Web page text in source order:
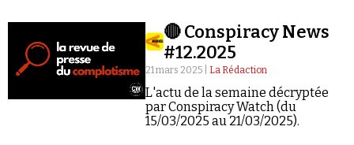
🔴 Conspiracy News
#12.2025
21 mars 2025 | La Rédaction
L'actu de la semaine décryptée
par Conspiracy Watch (du
15/03/2025 au 21/03/2025).